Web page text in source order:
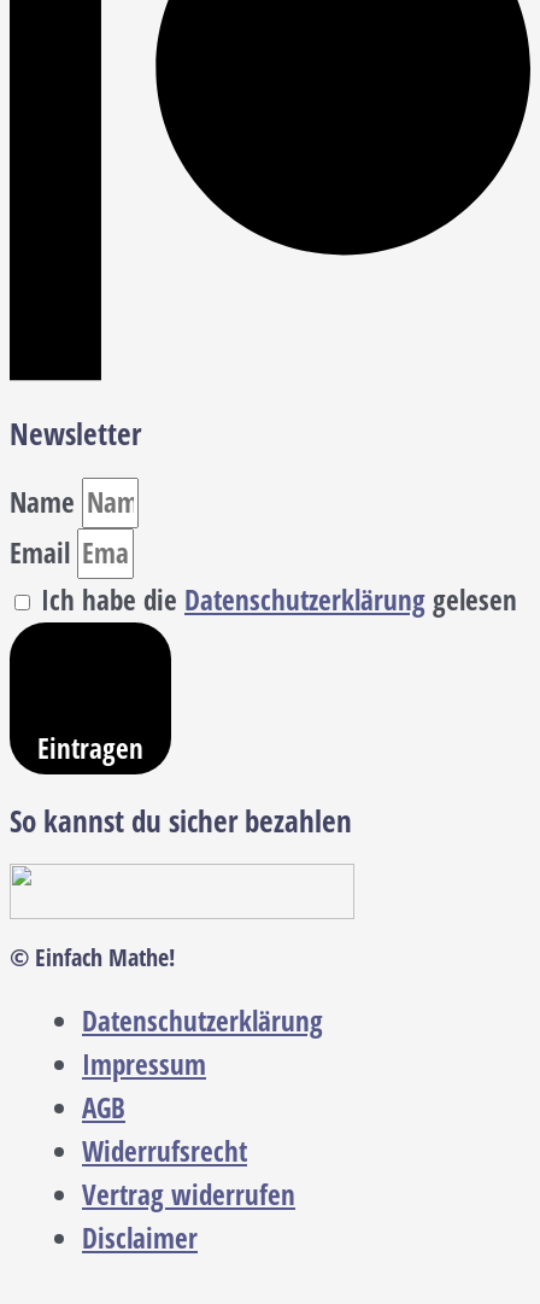
Newsletter
Name
Email
Ich habe die Datenschutzerklärunggelesen
Eintragen
So kannst du sicher bezahlen
© Einfach Mathe!
Datenschutzerklärung
Impressum
AGB
Widerrufsrecht
Vertrag widerrufen
Disclaimer